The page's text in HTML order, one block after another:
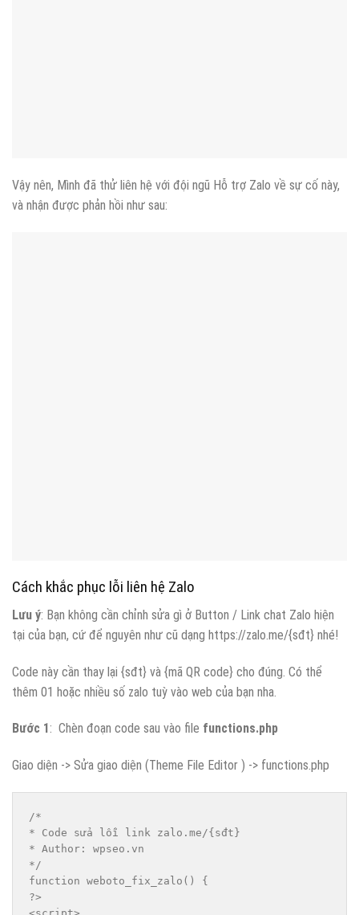
Vậy nên, Mình đã thử liên hệ với đội ngũ Hỗ trợ Zalo về sự cố này,
và nhận được phản hồi như sau:
Cách khắc phục lỗi liên hệ Zalo
Lưu ý: Bạn không cần chỉnh sửa gì ở Button / Link chat Zalo hiện
tại của bạn, cứ để nguyên như cũ dạng https://zalo.me/{sđt} nhé!
Code này cần thay lại {sđt} và {mã QR code} cho đúng. Có thể
thêm 01 hoặc nhiều số zalo tuỳ vào web của bạn nha.
Bước 1: Chèn đoạn code sau vào file functions.php
Giao diện -> Sửa giao diện (Theme File Editor ) -> functions.php
/*
* Code sửa lỗi link zalo.me/{sđt}
* Author: wpseo.vn
*/
function weboto_fix_zalo() {
?>